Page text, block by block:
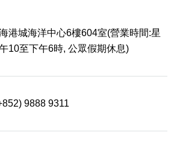
港城海洋中心6樓604室(營業時間:星
10至下午6時, 公眾假期休息)
9888 9311